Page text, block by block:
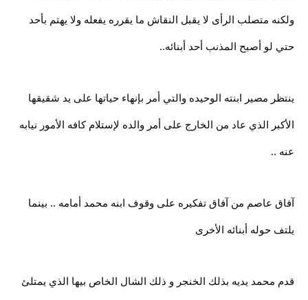
ولكنه متصلب الرأى لا يقبل النقاش ما يقرره يفعله ولا يهتم بأحد
حتي لو أصبح المذنب أحد أبنائه..
ينتظر مصير ابنته الوحيده والتي أمر بإنهاء حياتها على يد شقيقها
الأكبر الذي عاد من الخارج على أمر والده لإستلام كافه الأمور نيابه
عنه ..
آفاق عاصم من آفاق تفكيره على وقوف ابنه محمد أمامه .. بينما
يلتف حوله أبنائه الأخرى
قدم محمد يديه بذلك الخنجر و ذلك الشال الخاص بيها الذي يمتلئ